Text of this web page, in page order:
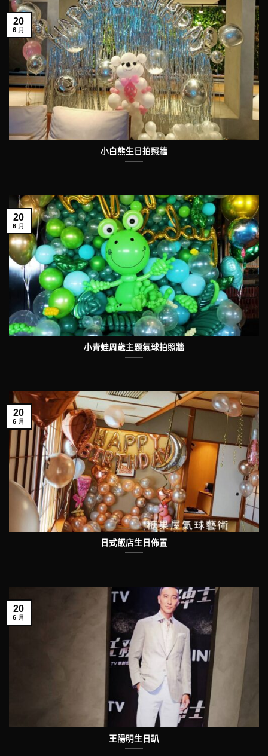
小白熊生日拍照牆
20
6 月
小青蛙周歲主題氣球拍照牆
20
6 月
日式飯店生日佈置
20
6 月
王陽明生日趴
20
6 月